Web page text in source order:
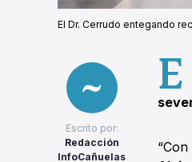
El Dr. Cerrudo entegando
Escrito por:
Redacción
InfoCañuelas
E